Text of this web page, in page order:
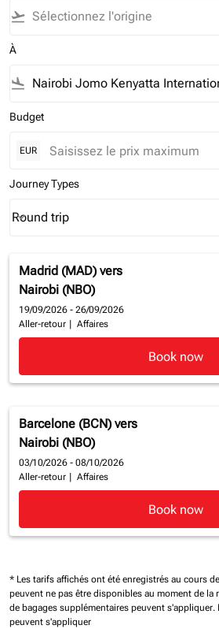
flight_takeoff
À
flight_land
Budget
EUR
Journey Types
Journey Types option Round trip
Round trip
keyboard_arrow_down
Madrid (MAD) vers
Nairobi (NBO)
19/09/2026 - 26/09/2026
Aller-retour
Affaires
Book now
Barcelone (BCN) vers
Nairobi (NBO)
03/10/2026 - 08/10/2026
Aller-retour
Affaires
Book now
* Les tarifs affichés ont été enregistrés au cours
peuvent ne pas être disponibles au moment de la
de bagages supplémentaires peuvent s'appliquer.
peuvent s'appliquer